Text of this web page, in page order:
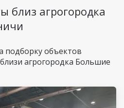
близ агрогородка
подборку объектов
агрогородка Большие